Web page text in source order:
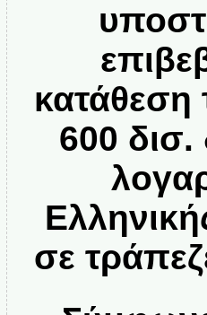
600 δισ.
σε